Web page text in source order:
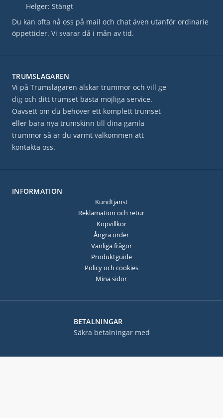
Helger: Stängt
Du kan ofta nå oss på mail och chat även utanför ordinarie
öppettider. Vi svarar då i mån av tid.
BETALNINGAR
Säkra betalningar med
TRUMSLAGAREN
Vi på Trumslagaren älskar trummor och vill ge
dig och ditt trumset bästa möjliga service.
Oavsett om du behöver ett komplett trumset
eller bara nya trumskinn till dina gamla
trummor så är du varmt välkommen att
kontakta oss.
INFORMATION
Kundtjänst
Reklamation och retur
Köpvillkor
Ångra order
Vanliga frågor
Produktguide
Policy och cookies
Mina sidor